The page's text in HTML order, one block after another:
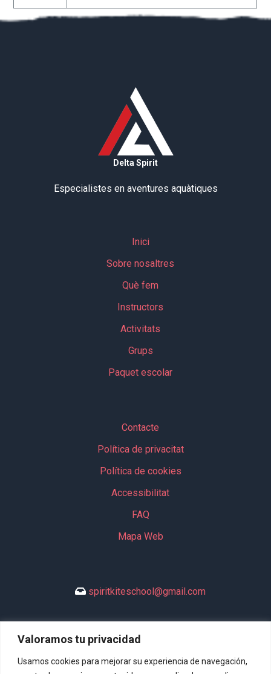
Valoramos tu privacidad
Usamos cookies para mejorar su experiencia de navegación,
Delta Spirit
Especialistes en aventures aquàtiques
Inici
Sobre nosaltres
Què fem
Instructors
Activitats
Grups
Paquet escolar
Contacte
Política de privacitat
Política de cookies
Accessibilitat
FAQ
Mapa Web
spiritkiteschool@gmail.com